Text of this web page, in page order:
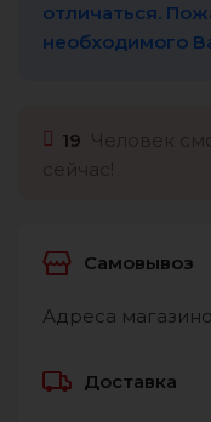
отличаться.
необходимого
19
Самовывоз
Адреса
Доставка